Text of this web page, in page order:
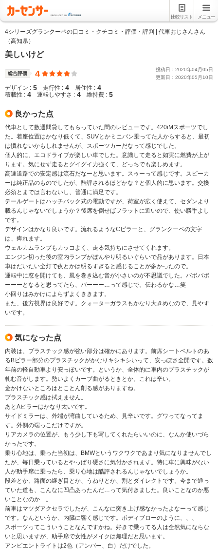
比較リスト メニュー
4シリーズグランクーペの口コミ・クチコミ・評価・評判 | 代車おじさんさん
（高知県）
美しいけど
総合評価 4 投稿日： 2020年04月05日
更新日： 2020年05 月 10日
デザイン : 5 走行性 : 4 居住性 : 4
積載性 : 4 運転しやすさ : 4 維持費 : 5
良かった点
代車として数週間貸してもらっていた間のレビューです。420iMスポーツでし
た。着座位置はかなり低くて、SUVとかミニバン乗ってた人からすると、最初
は慣れないかもしれませんが、スポーツカーだなって感じでした。
個人的に、エコドライブが楽しい車でした。意識して走ると如実に燃費が上が
ります。気にせず走るとグイグイ力強くて、どっちでも楽しめます。
高速道路での安定感は流石だなーと思います。スゥーって感じです。スピーカ
ーは純正品のものでしたが、酷評されるほどかな？と個人的に思います。交換
必須とまでは言わないし、普通に満足です。
テールゲートはハッチバック式の電動ですが、荷室が広く使えて、セダンより
載るんじゃないでしょうか？後席を倒せばフラットに近いので、使い勝手よし
です。
デザインはかなり良いです。流れるようなCピラーと、グランクーペの文字
は、痺れます。
ウェルカムランプもカッコよく、走る気持ちにさせてくれます。
エンジン切った後の室内ランプがぼんやり明るいぐらいで品があります。日本
車はだいたい全灯で夜とかは明るすぎると感じることが多かったので。
運転中に窓を開けても、風を巻き込む音が小さいのが不思議でした。バボバボ
ーーーとなると思ってたら、バーーー…って感じで。伝わるかな…笑
小回りはみかけによらずよくききます。
また、後方視界は良好です。クォーターガラスもかなり大きめなので、見やす
いです。
気になった点
内装は、プラスチック感が強い部分は確かにあります。前席シートベルトのあ
るBピラー部分のプラスチックがかなりキシキシいって、安っぽさ全開です。数
年前の軽自動車より安っぽいです。というか、全体的に車内のプラスチックが
軋む音がします。勢いよくカーブ曲がるときとか。これは辛い。
金かけないところはとことん削る感がありますね。
プラスチック感は拭えません。
あとAピラーはかなり太いです。
サイドミラーは、外端が湾曲しているため、見辛いです。グワってなってま
す。外側の端っこだけですが。
リアカメラの位置が、もう少し下も写してくれたらいいのに、なんか使いづら
かったです。
乗り心地は、乗った当初は、BMWというワクワクであまり気になりませんでし
たが、毎日乗っているとやっぱり硬さに気付かされます。特に車に興味がない
人が助手席に乗ったら、乗り心地は酷評されるんじゃないでしょうか。
段差とか、路面の継ぎ目とか、うねりとか、割とダイレクトです。今まで通っ
ていた道も、こんなに凹凸あったんだ…って気付きました。良いことなのか悪
いことなのか…。
前車はマツダアクセラでしたが、こんなに突き上げ感なかったよなーって感じ
です。なんというか、内臓に響く感じです。ボディブローのように、、、
スポーツってこういうことなんですかね。好きで乗ってる人は全然気にならな
いと思いますが、助手席で女性がメイクは無理だと思います。
アンビエントライトは2色（アンバー、白）だけでした。